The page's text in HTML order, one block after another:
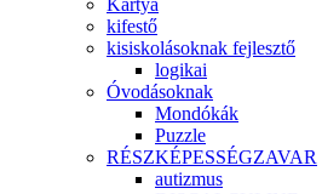
Kártya
kifestő
kisiskolásoknak fejlesztő
logikai
Óvodásoknak
Mondókák
Puzzle
RÉSZKÉPESSÉGZAVAR
autizmus